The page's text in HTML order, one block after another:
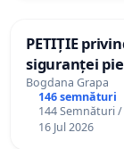
PETIȚIE
siguranței
Ocolitoare a
orașul
Bogdana Grapa
146 semnături
144 Semnături
16 Jul 2026